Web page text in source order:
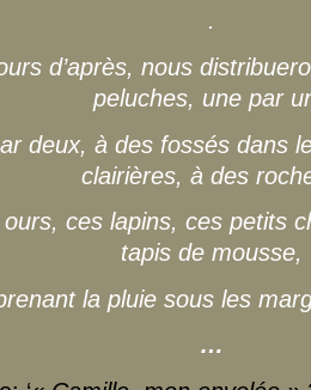
.
d’après, nous
peluches, une par
deux, à des fossés dans
clairières, à des
ours, ces lapins, ces petits
tapis de mousse,
la pluie sous les
…